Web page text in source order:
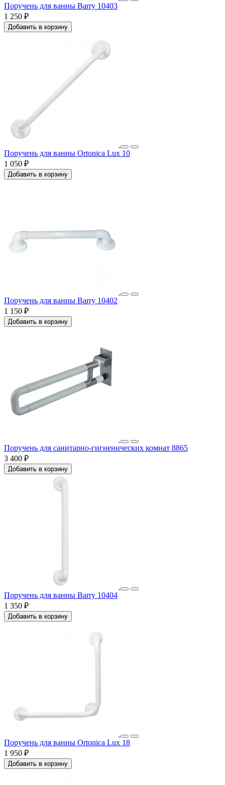
Поручень для ванны Barry 10403
1 250 ₽
Добавить в корзину
Поручень для ванны Ortonica Lux 10
1 050 ₽
Добавить в корзину
Поручень для ванны Barry 10402
1 150 ₽
Добавить в корзину
Поручень для санитарно-гигиенических комнат 8865
3 400 ₽
Добавить в корзину
Поручень для ванны Barry 10404
1 350 ₽
Добавить в корзину
Поручень для ванны Ortonica Lux 18
1 950 ₽
Добавить в корзину